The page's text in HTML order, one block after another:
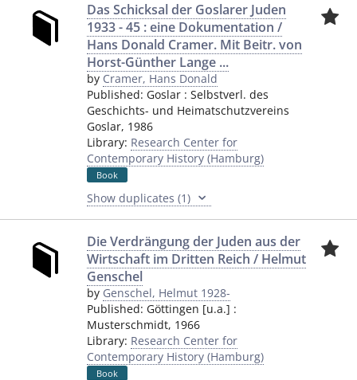
Das Schicksal der Goslarer Juden
1933 - 45 : eine Dokumentation /
Hans Donald Cramer. Mit Beitr. von
Horst-Günther Lange ...
by Cramer, Hans Donald
Published: Goslar : Selbstverl. des
Geschichts- und Heimatschutzvereins
Goslar, 1986
Library: Research Center for
Contemporary History (Hamburg)
Book
Show duplicates (1)
Die Verdrängung der Juden aus der
Wirtschaft im Dritten Reich / Helmut
Genschel
by Genschel, Helmut 1928-
Published: Göttingen [u.a.] :
Musterschmidt, 1966
Library: Research Center for
Contemporary History (Hamburg)
Book